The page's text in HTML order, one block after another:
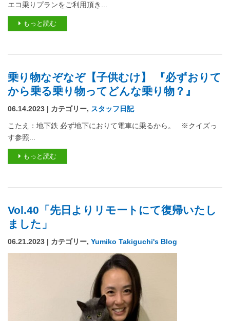
エコ乗りプランをご利用頂き...
もっと読む
乗り物なぞなぞ【子供むけ】 『必ずおりて
から乗る乗り物ってどんな乗り物？』
06.14.2023 | カテゴリー, スタッフ日記
こたえ：地下鉄 必ず地下におりて電車に乗るから。 ※クイズっ
す参照...
もっと読む
Vol.40「先日よりリモートにて復帰いたし
ました」
06.21.2023 | カテゴリー, Yumiko Takiguchi's Blog